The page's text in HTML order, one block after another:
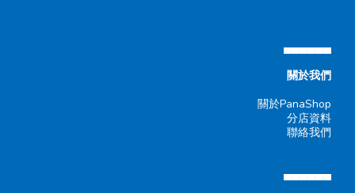
▄▄▄▄▄▄
關於我們
關於PanaShop
分店資料
聯絡我們
▄▄▄▄▄▄